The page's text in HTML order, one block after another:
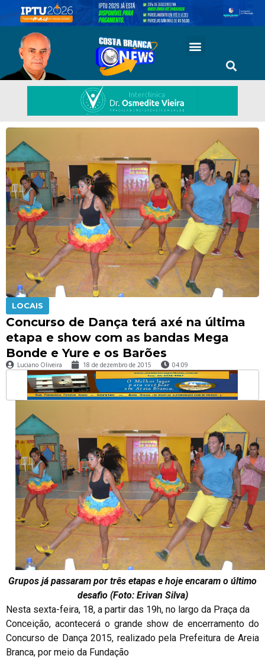
LOCAIS
Concurso de Dança terá axé na última
etapa e show com as bandas Mega
Bonde e Yure e os Barões
Luciano Oliveira 18 de dezembro de 2015 04:09
Grupos já passaram por três etapas e hoje encaram o último
desafio (Foto: Erivan Silva)
Nesta sexta-feira, 18, a partir das 19h, no largo da Praça da
Conceição, acontecerá o grande show de encerramento do
Concurso de Dança 2015, realizado pela Prefeitura de Areia
Branca, por meio da Fundação